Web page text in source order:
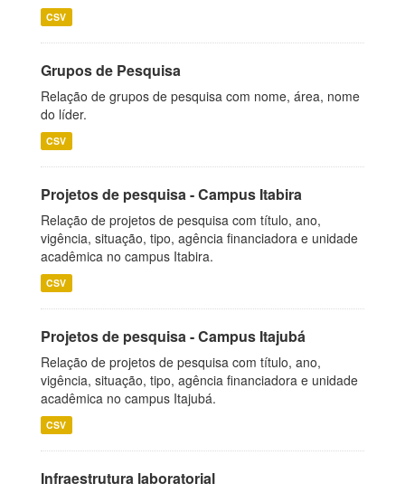
CSV
Grupos de Pesquisa
Relação de grupos de pesquisa com nome, área, nome
do líder.
CSV
Projetos de pesquisa - Campus Itabira
Relação de projetos de pesquisa com título, ano,
vigência, situação, tipo, agência financiadora e unidade
acadêmica no campus Itabira.
CSV
Projetos de pesquisa - Campus Itajubá
Relação de projetos de pesquisa com título, ano,
vigência, situação, tipo, agência financiadora e unidade
acadêmica no campus Itajubá.
CSV
Infraestrutura laboratorial